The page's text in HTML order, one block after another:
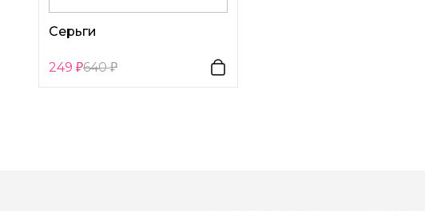
Серьги
249 640